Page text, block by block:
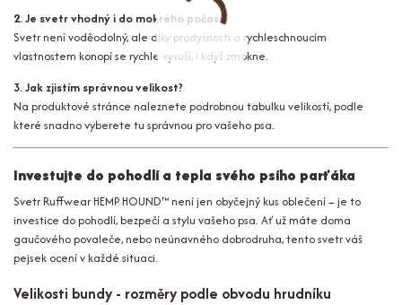
2. Je svetr vhodný i do mokrého počasí?
Svetr není voděodolný, ale díky prodyšnosti a rychleschnoucím
vlastnostem konopí se rychle vysuší, i když zmokne.
3. Jak zjistím správnou velikost?
Na produktové stránce naleznete podrobnou tabulku velikostí, podle
které snadno vyberete tu správnou pro vašeho psa.
Investujte do pohodlí a tepla svého psího parťáka
Svetr Ruffwear HEMP HOUND™ není jen obyčejný kus oblečení – je to
investice do pohodlí, bezpečí a stylu vašeho psa. Ať už máte doma
gaučového povaleče, nebo neúnavného dobrodruha, tento svetr váš
pejsek ocení v každé situaci.
Velikosti bundy - rozměry podle obvodu hrudníku